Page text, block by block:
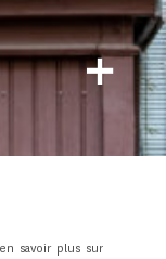
+
savoir plus sur